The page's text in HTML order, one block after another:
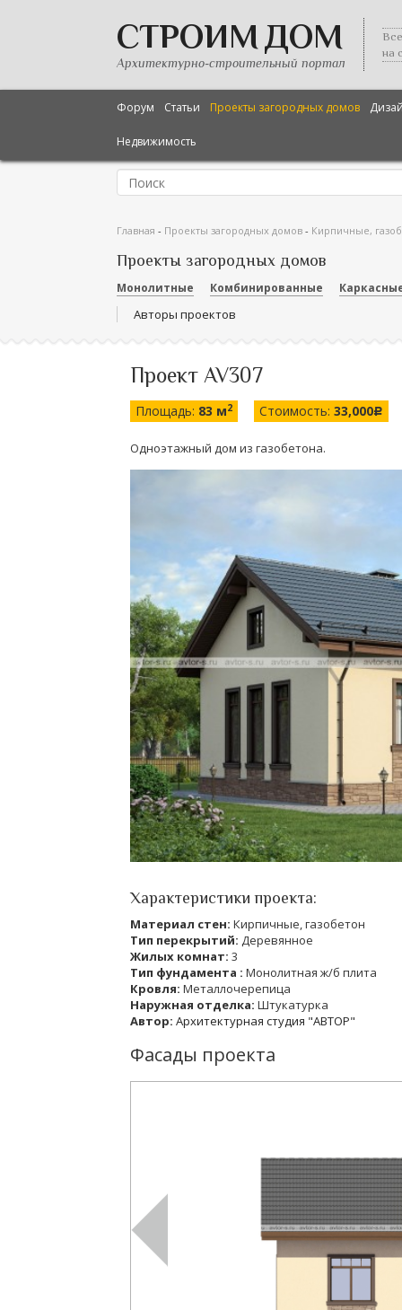
СТРОИМ ДОМ
Архитектурно-строительный портал
на
Форум Статьи Проекты загородных домов
Недвижимость
Главная - Проекты загородных домов - Кирпичные,
Проекты загородных домов
Монолитные Комбинированные
Авторы проектов
Проект AV307
Площадь: 83 м2 Стоимость: 33,000c
Одноэтажный дом из газобетона.
Характеристики проекта:
Материал стен: Кирпичные, газобетон
Тип перекрытий: Деревянное
Жилых комнат: 3
Тип фундамента : Монолитная ж/б плита
Кровля: Металлочерепица
Наружная отделка: Штукатурка
Автор: Архитектурная студия "АВТОР"
Фасады проекта